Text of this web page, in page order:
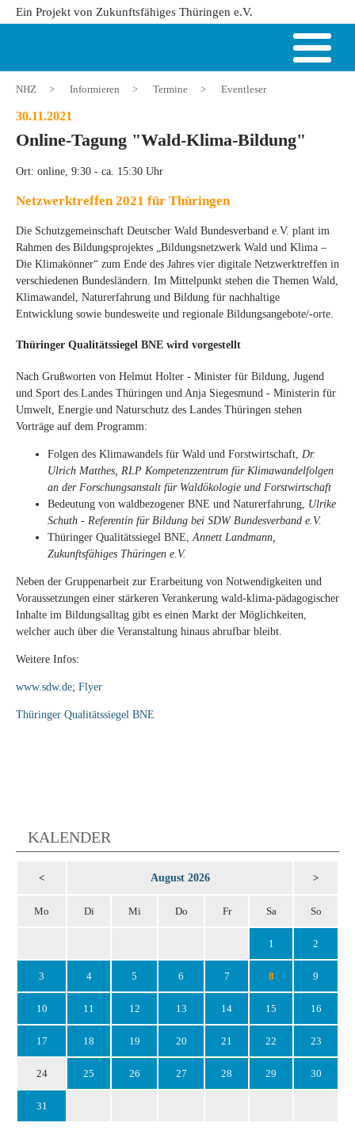
Ein Projekt von Zukunftsfähiges Thüringen e.V.
NHZ > Informieren > Termine > Eventleser
30.11.2021
Online-Tagung "Wald-Klima-Bildung"
Ort: online, 9:30 - ca. 15:30 Uhr
Netzwerktreffen 2021 für Thüringen
Die Schutzgemeinschaft Deutscher Wald Bundesverband e.V. plant im
Rahmen des Bildungsprojektes „Bildungsnetzwerk Wald und Klima –
Die Klimakönner“ zum Ende des Jahres vier digitale Netzwerktreffen in
verschiedenen Bundesländern. Im Mittelpunkt stehen die Themen Wald,
Klimawandel, Naturerfahrung und Bildung für nachhaltige
Entwicklung sowie bundesweite und regionale Bildungsangebote/-orte.
Thüringer Qualitätssiegel BNE wird vorgestellt
Nach Grußworten von Helmut Holter - Minister für Bildung, Jugend
und Sport des Landes Thüringen und Anja Siegesmund - Ministerin für
Umwelt, Energie und Naturschutz des Landes Thüringen stehen
Vorträge auf dem Programm:
Folgen des Klimawandels für Wald und Forstwirtschaft, Dr.
Ulrich Matthes, RLP Kompetenzzentrum für Klimawandelfolgen
an der Forschungsanstalt für Waldökologie und Forstwirtschaft
Bedeutung von waldbezogener BNE und Naturerfahrung, Ulrike
Schuth - Referentin für Bildung bei SDW Bundesverband e.V.
Thüringer Qualitätssiegel BNE,Annett Landmann,
Zukunftsfähiges Thüringen e.V.
Neben der Gruppenarbeit zur Erarbeitung von Notwendigkeiten und
Voraussetzungen einer stärkeren Verankerung wald-klima-pädagogischer
Inhalte im Bildungsalltag gibt es einen Markt der Möglichkeiten,
welcher auch über die Veranstaltung hinaus abrufbar bleibt.
Weitere Infos:
www.sdw.de; Flyer
Thüringer Qualitätssiegel BNE
KALENDER
< August 2026 >
Mo Di Mi Do Fr Sa So
1 2
3 4 5 6 7 8 9
10 11 12 13 14 15 16
17 18 19 20 21 22 23
24 25 26 27 28 29 30
31